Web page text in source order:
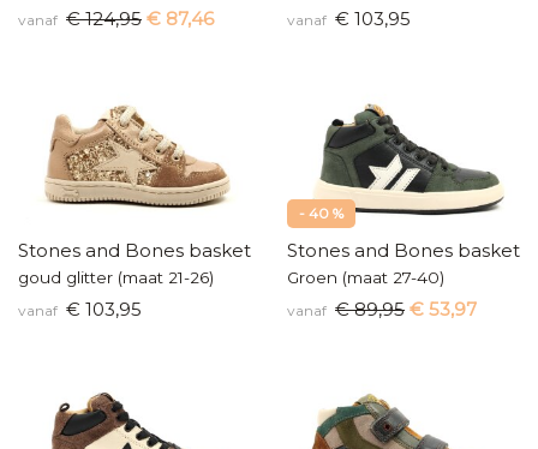
vanaf € 124,95 € 87,46 vanaf € 103,95
Stones and Bones baskettertje
goud glitter (maat 21-26)
vanaf € 103,95
- 40 %
Stones and Bones
Groen (maat 27-40)
vanaf € 89,95 € 53,97